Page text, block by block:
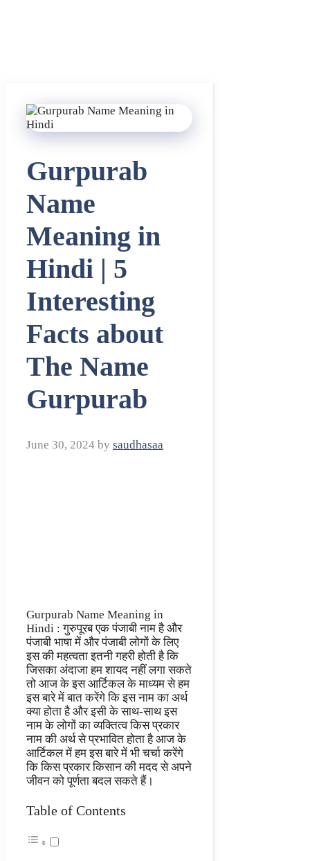
Gurpurab
Name
Meaning in
Hindi | 5
Interesting
Facts about
The Name
Gurpurab
June 30, 2024 by saudhasaa
Gurpurab Name Meaning in
Hindi : गुरुपूरब एक पंजाबी नाम है और
पंजाबी भाषा में और पंजाबी लोगों के लिए
इस की महत्वता इतनी गहरी होती है कि
जिसका अंदाजा हम शायद नहीं लगा सकते
तो आज के इस आर्टिकल के माध्यम से हम
इस बारे में बात करेंगे कि इस नाम का अर्थ
क्या होता है और इसी के साथ-साथ इस
नाम के लोगों का व्यक्तित्व किस प्रकार
नाम की अर्थ से प्रभावित होता है आज के
आर्टिकल में हम इस बारे में भी चर्चा करेंगे
कि किस प्रकार किसान की मदद से अपने
जीवन को पूर्णता बदल सकते हैं।
Table of Contents